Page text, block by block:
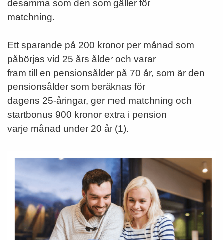
desamma som den som gäller för
matchning.
Ett sparande på 200 kronor per månad som
påbörjas vid 25 års ålder och varar
fram till en pensionsålder på 70 år, som är den
pensionsålder som beräknas för
dagens 25-åringar, ger med matchning och
startbonus 900 kronor extra i pension
varje månad under 20 år (1).